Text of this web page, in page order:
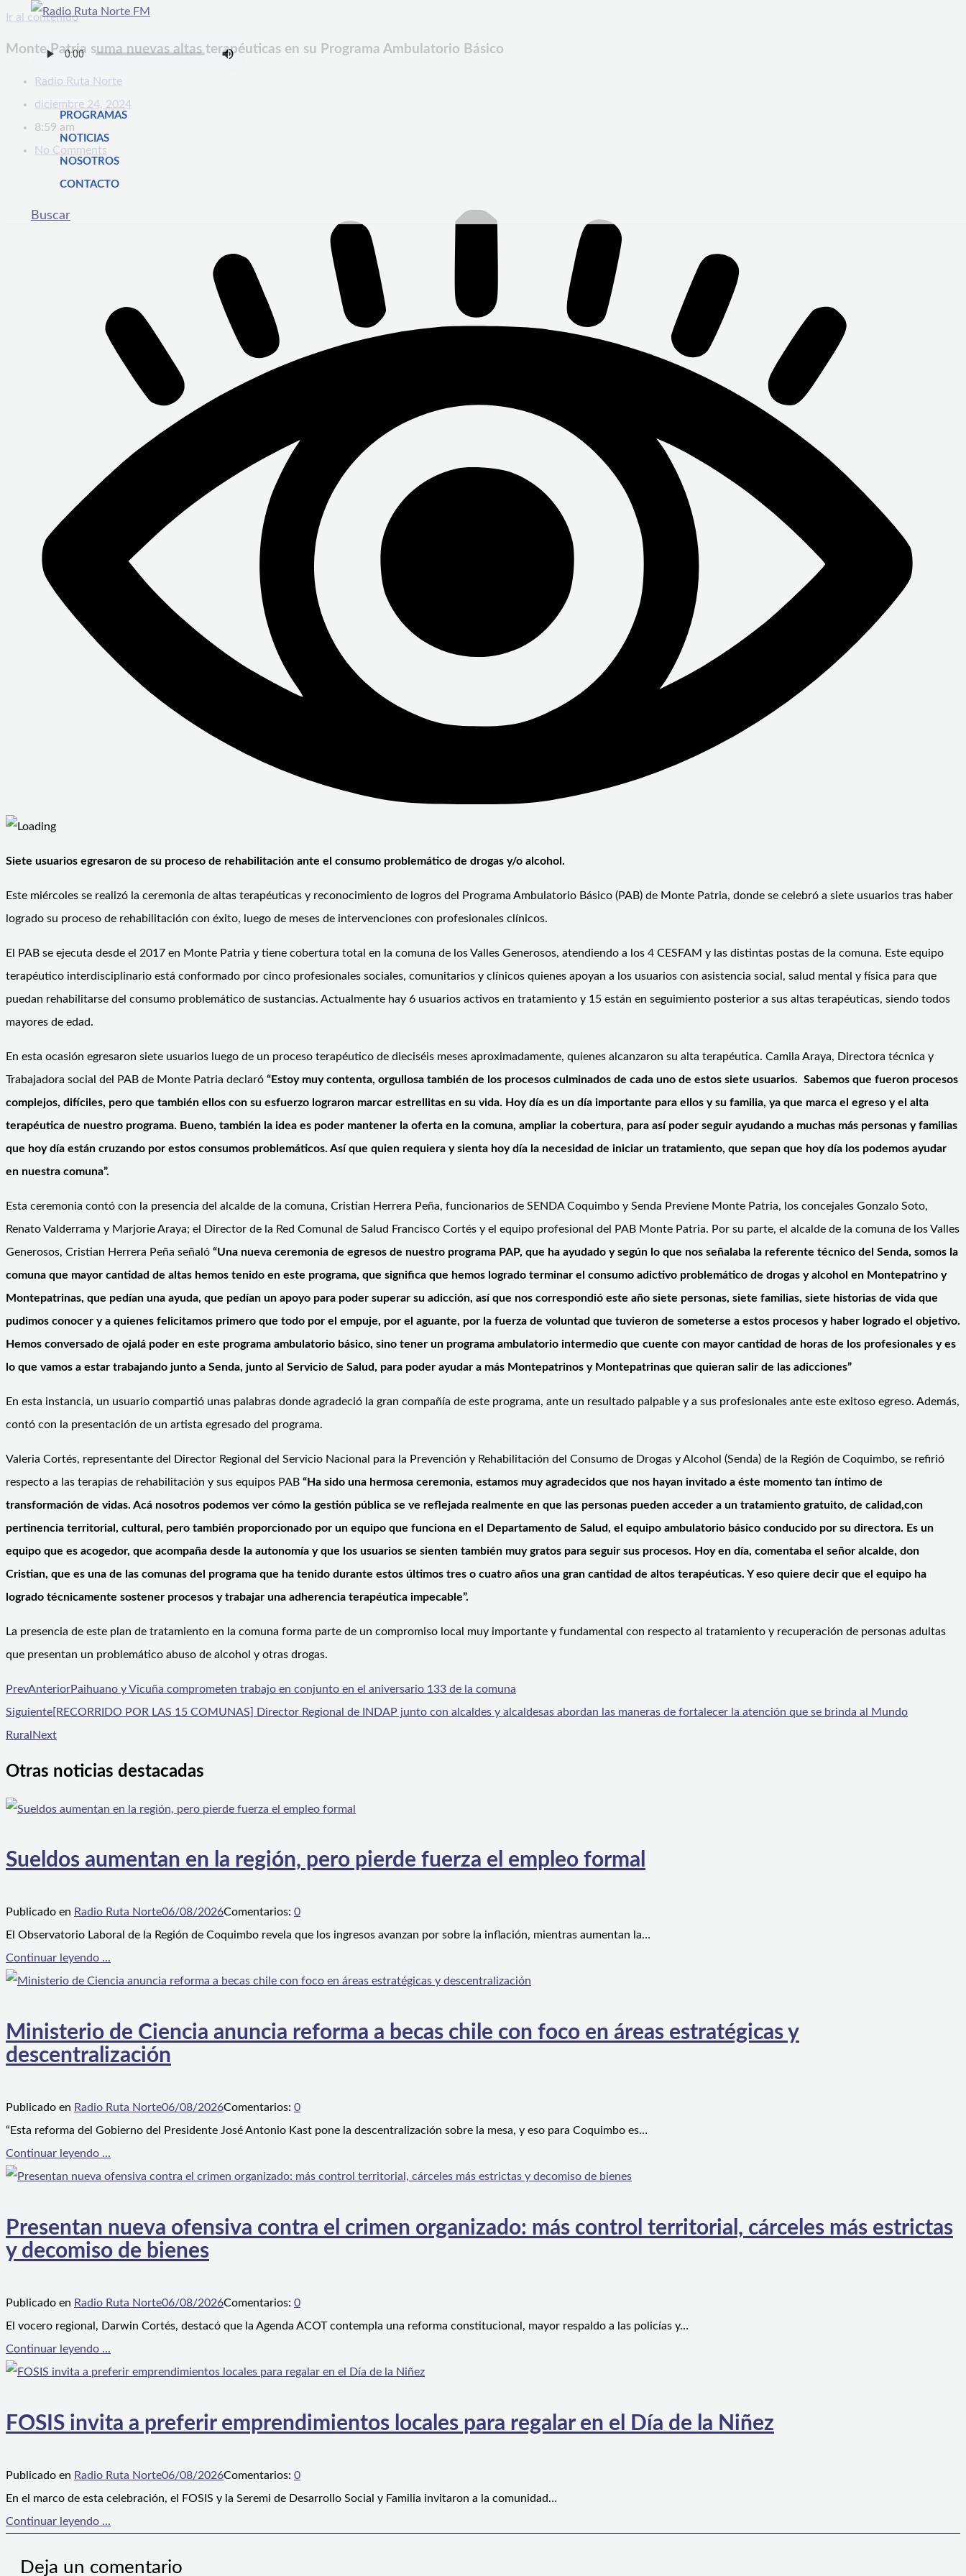
Ir al contenido
PROGRAMAS
NOTICIAS
NOSOTROS
CONTACTO
Buscar
Monte Patria suma nuevas altas terapéuticas en su Programa Ambulatorio Básico
Radio Ruta Norte
diciembre 24, 2024
8:59 am
No Comments
Siete usuarios egresaron de su proceso de rehabilitación ante el consumo problemático de drogas y/o alcohol.
Este miércoles se realizó la ceremonia de altas terapéuticas y reconocimiento de logros del Programa Ambulatorio Básico (PAB) de Monte Patria, donde se celebró a siete usuarios tras haber
logrado su proceso de rehabilitación con éxito, luego de meses de intervenciones con profesionales clínicos.
El PAB se ejecuta desde el 2017 en Monte Patria y tiene cobertura total en la comuna de los Valles Generosos, atendiendo a los 4 CESFAM y las distintas postas de la comuna. Este equipo
terapéutico interdisciplinario está conformado por cinco profesionales sociales, comunitarios y clínicos quienes apoyan a los usuarios con asistencia social, salud mental y física para que
puedan rehabilitarse del consumo problemático de sustancias. Actualmente hay 6 usuarios activos en tratamiento y 15 están en seguimiento posterior a sus altas terapéuticas, siendo todos
mayores de edad.
En esta ocasión egresaron siete usuarios luego de un proceso terapéutico de dieciséis meses aproximadamente, quienes alcanzaron su alta terapéutica. Camila Araya, Directora técnica y
Trabajadora social del PAB de Monte Patria declaró “Estoy muy contenta, orgullosa también de los procesos culminados de cada uno de estos siete usuarios. Sabemos que fueron procesos
complejos, difíciles, pero que también ellos con su esfuerzo lograron marcar estrellitas en su vida. Hoy día es un día importante para ellos y su familia, ya que marca el egreso y el alta
terapéutica de nuestro programa. Bueno, también la idea es poder mantener la oferta en la comuna, ampliar la cobertura, para así poder seguir ayudando a muchas más personas y familias
que hoy día están cruzando por estos consumos problemáticos. Así que quien requiera y sienta hoy día la necesidad de iniciar un tratamiento, que sepan que hoy día los podemos ayudar
en nuestra comuna”.
Esta ceremonia contó con la presencia del alcalde de la comuna, Cristian Herrera Peña, funcionarios de SENDA Coquimbo y Senda Previene Monte Patria, los concejales Gonzalo Soto,
Renato Valderrama y Marjorie Araya; el Director de la Red Comunal de Salud Francisco Cortés y el equipo profesional del PAB Monte Patria. Por su parte, el alcalde de la comuna de los Valles
Generosos, Cristian Herrera Peña señaló “Una nueva ceremonia de egresos de nuestro programa PAP, que ha ayudado y según lo que nos señalaba la referente técnico del Senda, somos la
comuna que mayor cantidad de altas hemos tenido en este programa, que significa que hemos logrado terminar el consumo adictivo problemático de drogas y alcohol en Montepatrino y
Montepatrinas, que pedían una ayuda, que pedían un apoyo para poder superar su adicción, así que nos correspondió este año siete personas, siete familias, siete historias de vida que
pudimos conocer y a quienes felicitamos primero que todo por el empuje, por el aguante, por la fuerza de voluntad que tuvieron de someterse a estos procesos y haber logrado el objetivo.
Hemos conversado de ojalá poder en este programa ambulatorio básico, sino tener un programa ambulatorio intermedio que cuente con mayor cantidad de horas de los profesionales y es
lo que vamos a estar trabajando junto a Senda, junto al Servicio de Salud, para poder ayudar a más Montepatrinos y Montepatrinas que quieran salir de las adicciones”
En esta instancia, un usuario compartió unas palabras donde agradeció la gran compañía de este programa, ante un resultado palpable y a sus profesionales ante este exitoso egreso. Además,
contó con la presentación de un artista egresado del programa.
Valeria Cortés, representante del Director Regional del Servicio Nacional para la Prevención y Rehabilitación del Consumo de Drogas y Alcohol (Senda) de la Región de Coquimbo, se refirió
respecto a las terapias de rehabilitación y sus equipos PAB “Ha sido una hermosa ceremonia, estamos muy agradecidos que nos hayan invitado a éste momento tan íntimo de
transformación de vidas. Acá nosotros podemos ver cómo la gestión pública se ve reflejada realmente en que las personas pueden acceder a un tratamiento gratuito, de calidad,con
pertinencia territorial, cultural, pero también proporcionado por un equipo que funciona en el Departamento de Salud, el equipo ambulatorio básico conducido por su directora. Es un
equipo que es acogedor, que acompaña desde la autonomía y que los usuarios se sienten también muy gratos para seguir sus procesos. Hoy en día, comentaba el señor alcalde, don
Cristian, que es una de las comunas del programa que ha tenido durante estos últimos tres o cuatro años una gran cantidad de altos terapéuticas. Y eso quiere decir que el equipo ha
logrado técnicamente sostener procesos y trabajar una adherencia terapéutica impecable”.
La presencia de este plan de tratamiento en la comuna forma parte de un compromiso local muy importante y fundamental con respecto al tratamiento y recuperación de personas adultas
que presentan un problemático abuso de alcohol y otras drogas.
PrevAnteriorPaihuano y Vicuña comprometen trabajo en conjunto en el aniversario 133 de la comuna
Siguiente[RECORRIDO POR LAS 15 COMUNAS] Director Regional de INDAP junto con alcaldes y alcaldesas abordan las maneras de fortalecer la atención que se brinda al Mundo
Rural Next
Otras noticias destacadas
Sueldos aumentan en la región, pero pierde fuerza el empleo formal
Publicado en Radio Ruta Norte06/08/2026Comentarios: 0
El Observatorio Laboral de la Región de Coquimbo revela que los ingresos avanzan por sobre la inflación, mientras aumentan la…
Continuar leyendo ...
Ministerio de Ciencia anuncia reforma a becas chile con foco en áreas estratégicas y
descentralización
Publicado en Radio Ruta Norte06/08/2026Comentarios: 0
“Esta reforma del Gobierno del Presidente José Antonio Kast pone la descentralización sobre la mesa, y eso para Coquimbo es…
Continuar leyendo ...
Presentan nueva ofensiva contra el crimen organizado: más control territorial, cárceles más estrictas
y decomiso de bienes
Publicado en Radio Ruta Norte06/08/2026Comentarios: 0
El vocero regional, Darwin Cortés, destacó que la Agenda ACOT contempla una reforma constitucional, mayor respaldo a las policías y…
Continuar leyendo ...
FOSIS invita a preferir emprendimientos locales para regalar en el Día de la Niñez
Publicado en Radio Ruta Norte06/08/2026Comentarios: 0
En el marco de esta celebración, el FOSIS y la Seremi de Desarrollo Social y Familia invitaron a la comunidad…
Continuar leyendo ...
Deja un comentario